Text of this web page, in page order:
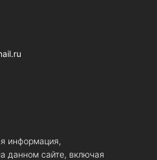
информация,
данном сайте, включая